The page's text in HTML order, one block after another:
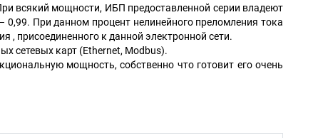
всякий мощности, ИБП предоставленной серии владеют
При данном процент нелинейного преломления тока
, присоединенного к данной электронной сети.
сетевых карт (Ethernet, Modbus).
мощность, собственно что готовит его очень